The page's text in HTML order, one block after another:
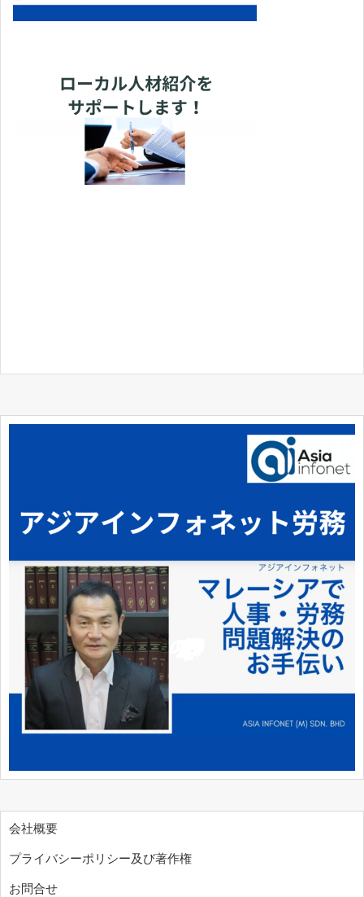
会社概要
プライバシーポリシー及び著作権
お問合せ